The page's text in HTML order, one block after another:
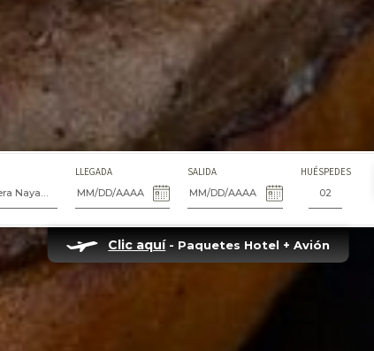
Fiesta Americana Riviera Nayarit Resort & Spa
LLEGADA SALIDA HUÉSPEDES
Clic aquí- Paquetes Hotel + Avión